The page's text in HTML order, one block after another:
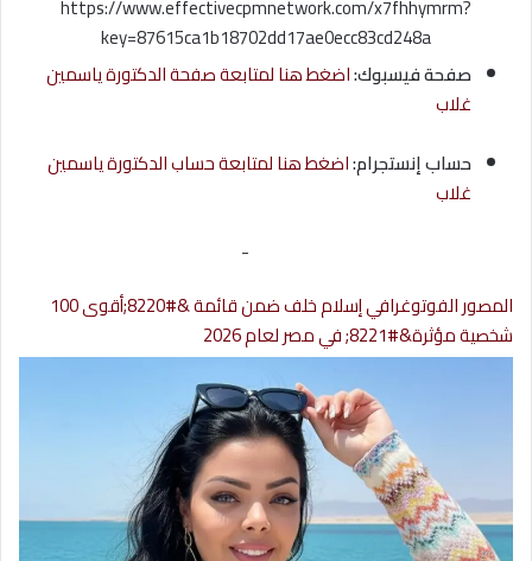
https://www.effectivecpmnetwork.com/x7fhhymrm?
key=87615ca1b18702dd17ae0ecc83cd248a
صفحة فيسبوك:اضغط هنا لمتابعة صفحة الدكتورة ياسمين
غلاب
حساب إنستجرام:اضغط هنا لمتابعة حساب الدكتورة ياسمين
غلاب
-
المصور الفوتوغرافي إسلام خلف ضمن قائمة &#8220;أقوى 100
شخصية مؤثرة&#8221; في مصر لعام 2026